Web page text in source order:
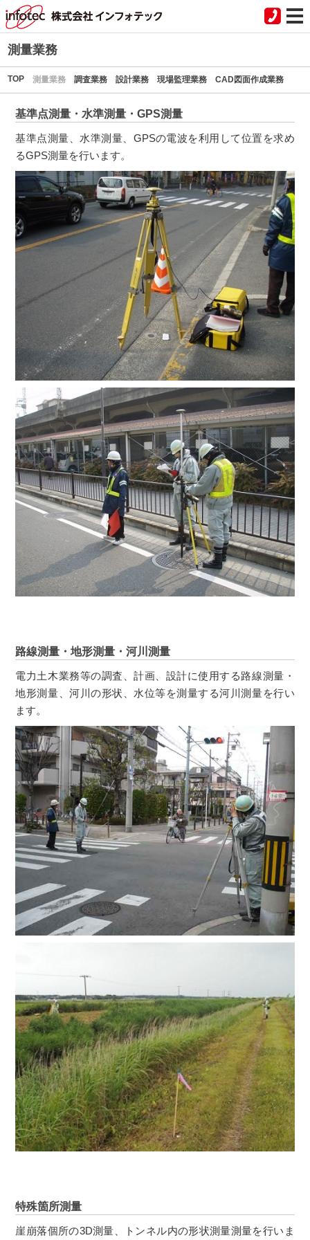
測量業務
TOP 測量業務 調査業務 設計業務 現場監理業務 CAD図面作成業務
基準点測量・水準測量・GPS測量
基準点測量、水準測量、GPSの電波を利用して位置を求め
るGPS測量を行います。
路線測量・地形測量・河川測量
電力土木業務等の調査、計画、設計に使用する路線測量・
地形測量、河川の形状、水位等を測量する河川測量を行い
ます。
特殊箇所測量
崖崩落個所の3D測量、トンネル内の形状測量測量を行いま